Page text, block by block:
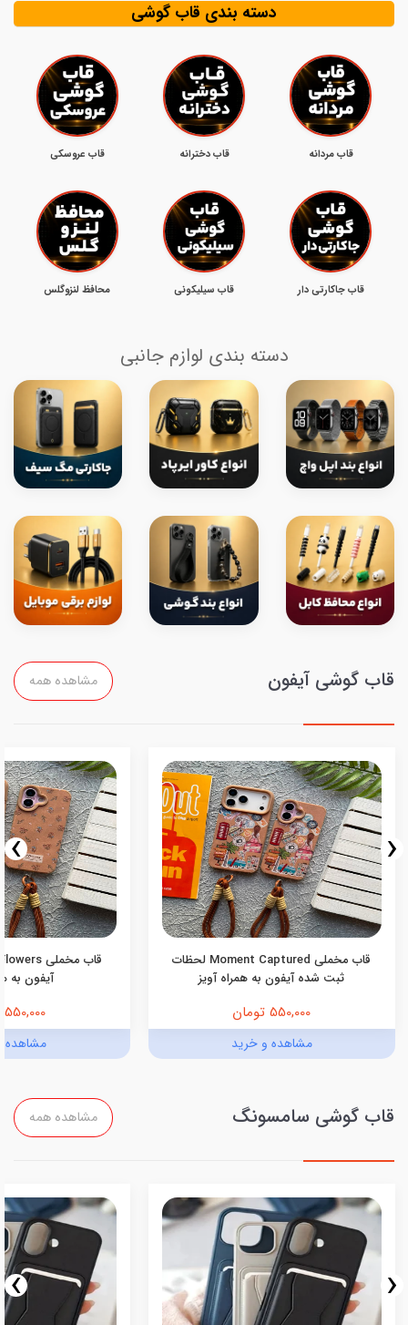
دسته بندی قاب گوشی
قاب مردانه قاب دخترانه قاب عروسکی
قاب جاکارتی دار قاب سیلیکونی محافظ لنزوگلس
دسته بندی لوازم جانبی
قاب گوشی آیفون مشاهده همه
قاب مخملی Moment Captured لحظات
ثبت شده آیفون به همراه آویز
550,000 تومان
مشاهده و خرید
آیفون به
550,000 تومان
مشاهده
‹
›
قاب گوشی سامسونگ مشاهده همه
‹
›